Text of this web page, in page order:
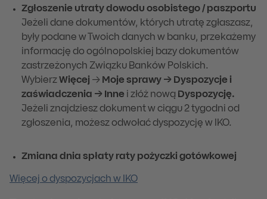
Zgłoszenie utraty dowodu osobistego / paszportu
Jeżeli dane dokumentów, których utratę zgłaszasz,
były podane w Twoich danych w banku, przekażemy
informację do ogólnopolskiej bazy dokumentów
zastrzeżonych Związku Banków Polskich.
Wybierz Więcej → Moje sprawy → Dyspozycje i
zaświadczenia → Inne i złóż nową Dyspozycję.
Jeżeli znajdziesz dokument w ciągu 2 tygodni od
zgłoszenia, możesz odwołać dyspozycję w IKO.
Zmiana dnia spłaty raty pożyczki gotówkowej
Więcej o dyspozycjach w IKO